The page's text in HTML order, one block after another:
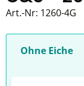
Art.-Nr: 1260-4G
Ohne Eiche